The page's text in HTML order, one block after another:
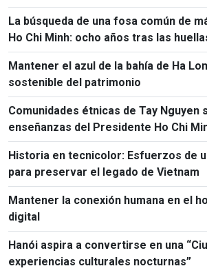
La búsqueda de una fosa común de
Ho Chi Minh: ocho años tras las
Mantener el azul de la bahía de Ha
sostenible del patrimonio
Comunidades étnicas de Tay Nguyen
enseñanzas del Presidente Ho Chi
unidad nacional
Historia en tecnicolor: Esfuerzos de
para preservar el legado de Vietnam
Mantener la conexión humana en el
digital
Hanói aspira a convertirse en una
experiencias culturales nocturnas”